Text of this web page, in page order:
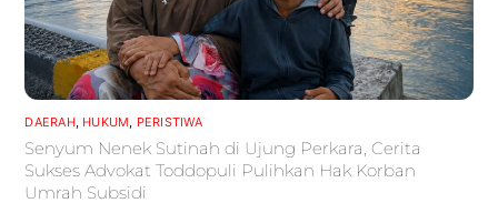
DAERAH, HUKUM PERISTIWA
Senyum Nenek Sutinah di Ujung Perkara, Cerita
Sukses Advokat Toddopuli Pulihkan Hak Korban
Umrah Subsidi